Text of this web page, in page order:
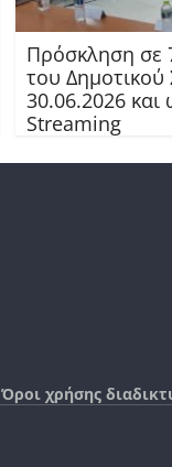
Πρόσκληση σε
του
30.06.2026
Streaming
Όροι χρήσης